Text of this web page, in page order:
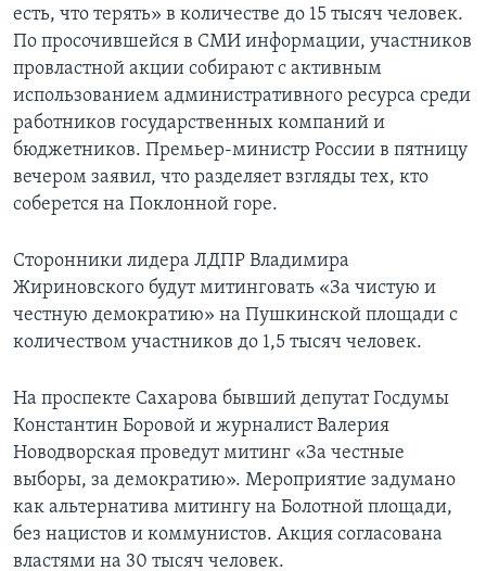
есть, что терять» в количестве до 15 тысяч человек.
По просочившейся в СМИ информации, участников
провластной акции собирают с активным
использованием административного ресурса среди
работников государственных компаний и
бюджетников. Премьер-министр России в пятницу
вечером заявил, что разделяет взгляды тех, кто
соберется на Поклонной горе.
Сторонники лидера ЛДПР Владимира
Жириновского будут митинговать «За чистую и
честную демократию» на Пушкинской площади с
количеством участников до 1,5 тысяч человек.
На проспекте Сахарова бывший депутат Госдумы
Константин Боровой и журналист Валерия
Новодворская проведут митинг «За честные
выборы, за демократию». Мероприятие задумано
как альтернатива митингу на Болотной площади,
без нацистов и коммунистов. Акция согласована
властями на 30 тысяч человек.